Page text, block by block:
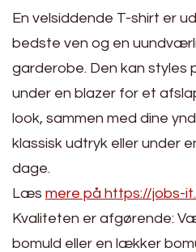
En velsiddende T-shirt er
bedste ven og en
garderobe. Den kan styles
under en blazer for et
look, sammen med dine
klassisk udtryk eller under
dage.
Læs mere på https://jobs-
Kvaliteten er afgørende:
bomuld eller en lækker